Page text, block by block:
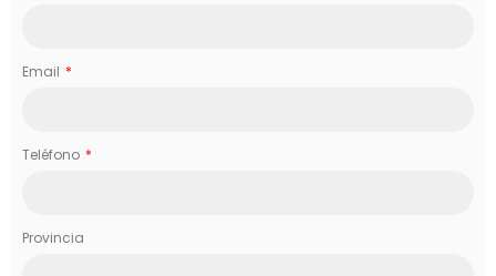
Email
Teléfono
Provincia